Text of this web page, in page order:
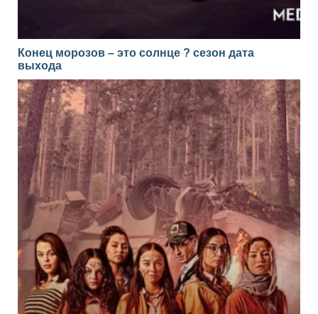
Конец морозов – это солнце ? сезон дата
выхода